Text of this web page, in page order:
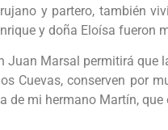
y partero, también
y doña Eloísa fueron
Juan Marsal permitirá
Cuevas, conserven por
de mi hermano Martín, que